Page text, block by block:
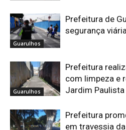
Guarulhos
Prefeitura de
segurança
Guarulhos
Prefeitura
com limpeza e
Jardim Paulista
Prefeitura
em travessia